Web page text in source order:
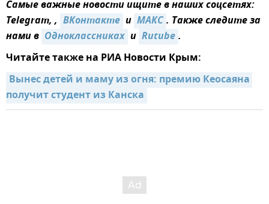
Самые важные новости ищите в наших соцсетях:
Telegram, , ВКонтакте и MAКС. Также следите за
нами в Одноклассниках и Rutube.
Читайте также на РИА Новости Крым:
Вынес детей и маму из огня: премию Кеосаяна
получит студент из Канска